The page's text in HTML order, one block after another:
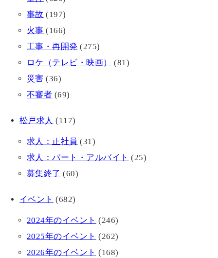
事故 (197)
火事 (166)
工事・再開発 (275)
ロケ（テレビ・映画）
(81)
災害 (36)
不審者 (69)
松戸求人 (117)
求人：正社員 (31)
求人：パート・アルバイト (25)
募集終了 (60)
イベント (682)
2024年のイベント (246)
2025年のイベント (262)
2026年のイベント (168)